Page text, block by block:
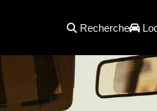
Recherche